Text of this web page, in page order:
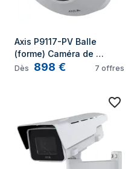
Axis P9117-PV Balle
(forme) Caméra de
sécurité IP Intérieure
Dès 898 € 7 offres